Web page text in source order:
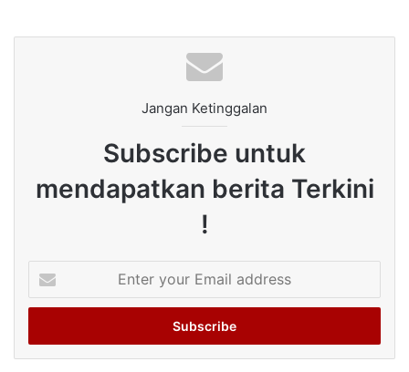
Jangan Ketinggalan
Subscribe untuk
mendapatkan berita Terkini
!
your
Email